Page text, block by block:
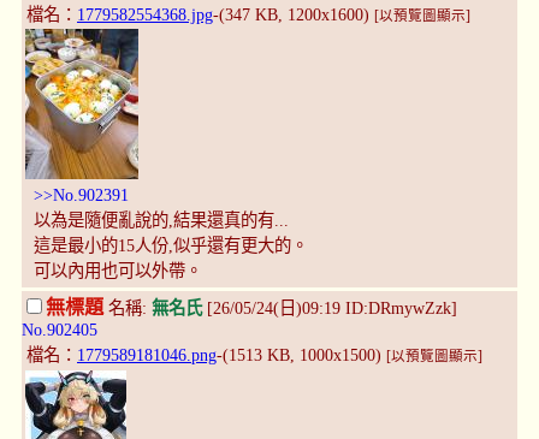
檔名： 1779582554368.jpg-(347 KB, 1200x1600) [以預覽圖顯示]
>>No.902391
以為是隨便亂說的,結果還真的有...
這是最小的15人份,似乎還有更大的。
可以內用也可以外帶。
無標題名稱: 無名氏[26/05/24(日)09:19 ID:DRmywZzk]
No.902405
檔名： 1779589181046.png-(1513 KB, 1000x1500) [以預覽圖顯示]